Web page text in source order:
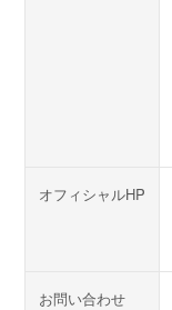
オフィシャルHP
お問い合わせ